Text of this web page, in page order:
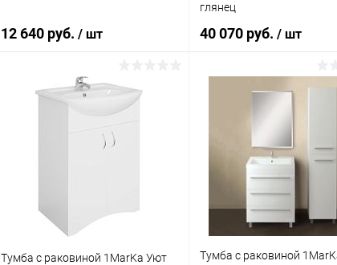
12 640 руб. / шт
В корзину
глянец
40 070 руб. / шт
Купить в 1 клик
В избранное
Тумба с раковиной 1MarKa Уют
Тумба с раковиной